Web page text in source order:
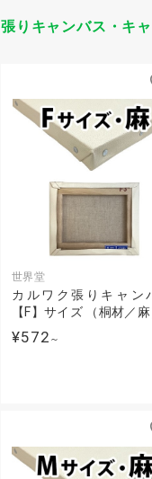
張りキャンバス・キ
世界堂
カルワク張りキャン
【F】サイズ （桐材／麻
¥572 ～